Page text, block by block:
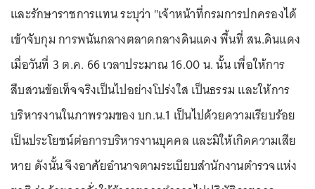
และรักษาราชการแทน ระบุว่า "เจ้าหน้าที่กรมการปกครองได้
เข้าจับกุม การพนันกลางตลาดกลางดินแดง พื้นที่ สน.ดินแดง
เมื่อวันที่ 3 ต.ค. 66 เวลาประมาณ 16.00 น. นั้น เพื่อให้การ
สืบสวนข้อเท็จจริงเป็นไปอย่างโปร่งใส เป็นธรรม และให้การ
บริหารงานในภาพรวมของ บก.น.1 เป็นไปด้วยความเรียบร้อย
เป็นประโยชน์ต่อการบริหารงานบุคคล และมิให้เกิดความเสีย
หาย ดังนั้น จึงอาศัยอำนาจตามระเบียบสำนักงานตำรวจแห่ง